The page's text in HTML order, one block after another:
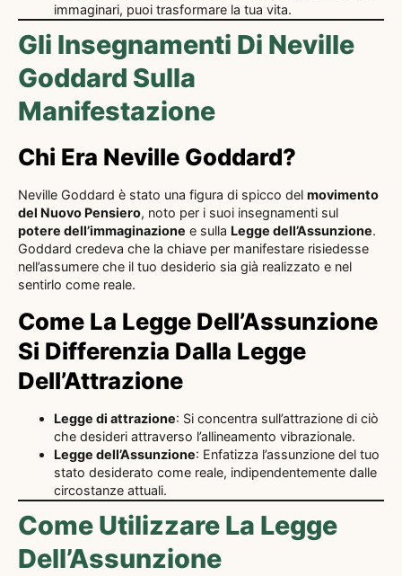
immaginari, puoi trasformare la tua vita.
Gli Insegnamenti Di Neville
Goddard Sulla
Manifestazione
Chi Era Neville Goddard?
Neville Goddard è stato una figura di spicco del movimento
del Nuovo Pensiero, noto per i suoi insegnamenti sul
potere dell’immaginazione e sulla Legge dell’Assunzione.
Goddard credeva che la chiave per manifestare risiedesse
nell’assumere che il tuo desiderio sia già realizzato e nel
sentirlo come reale.
Come La Legge Dell’Assunzione
Si Differenzia Dalla Legge
Dell’Attrazione
Legge di attrazione: Si concentra sull’attrazione di ciò
che desideri attraverso l’allineamento vibrazionale.
Legge dell’Assunzione: Enfatizza l’assunzione del tuo
stato desiderato come reale, indipendentemente dalle
circostanze attuali.
Come Utilizzare La Legge
Dell’Assunzione